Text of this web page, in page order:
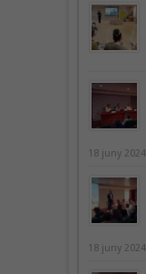
18 juny 2024
18 juny 2024